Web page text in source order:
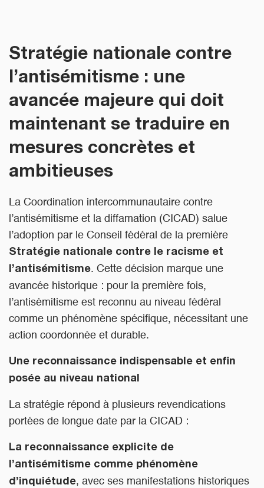
Stratégie nationale contre
l’antisémitisme : une
avancée majeure qui doit
maintenant se traduire en
mesures concrètes et
ambitieuses
La Coordination intercommunautaire contre
l’antisémitisme et la diffamation (CICAD) salue
l’adoption par le Conseil fédéral de la première
Stratégie nationale contre le racisme et
l’antisémitisme. Cette décision marque une
avancée historique : pour la première fois,
l’antisémitisme est reconnu au niveau fédéral
comme un phénomène spécifique, nécessitant une
action coordonnée et durable.
Une reconnaissance indispensable et enfin
posée au niveau national
La stratégie répond à plusieurs revendications
portées de longue date par la CICAD :
La reconnaissance explicite de
l’antisémitisme comme phénomène
d’inquiétude, avec ses manifestations historiques